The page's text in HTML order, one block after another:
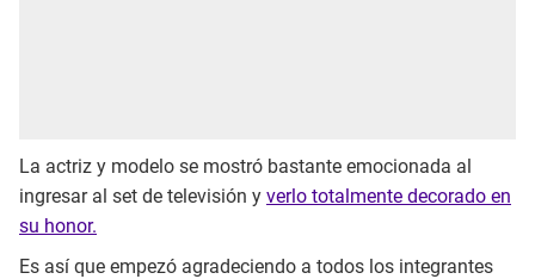
La actriz y modelo se mostró bastante emocionada al
ingresar al set de televisión y verlo totalmente decorado en
su honor.
Es así que empezó agradeciendo a todos los integrantes